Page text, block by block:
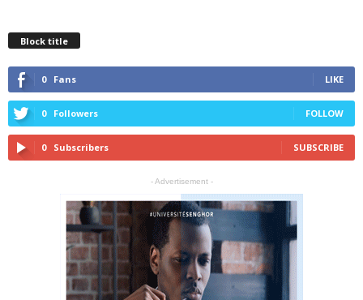
Block title
0 Fans LIKE
0 Followers FOLLOW
0 Subscribers SUBSCRIBE
- Advertisement -